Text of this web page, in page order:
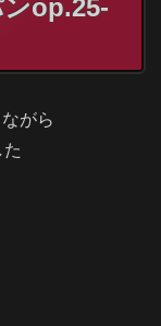
op.25-
がら